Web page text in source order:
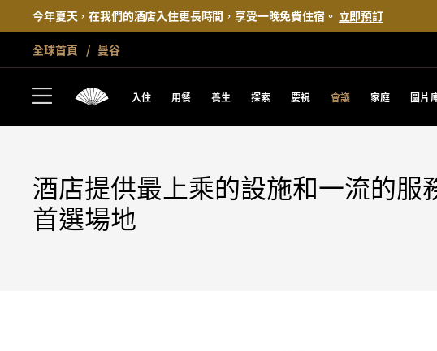
今年夏天，在我們的酒店入住更長時間，享受一晚免費住宿。 立即預訂
全球首頁 曼谷
入住 用餐 養生 探索 慶祝 會議 家庭 圖片
曼谷
會議
酒店提供最上乘的設施和一流的服
首選場地